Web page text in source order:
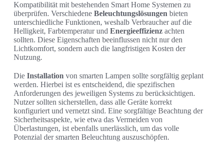
Kompatibilität mit bestehenden Smart Home Systemen zu
überprüfen. Verschiedene Beleuchtungslösungen bieten
unterschiedliche Funktionen, weshalb Verbraucher auf die
Helligkeit, Farbtemperatur und Energieeffizienz achten
sollten. Diese Eigenschaften beeinflussen nicht nur den
Lichtkomfort, sondern auch die langfristigen Kosten der
Nutzung.
Die Installation von smarten Lampen sollte sorgfältig geplant
werden. Hierbei ist es entscheidend, die spezifischen
Anforderungen des jeweiligen Systems zu berücksichtigen.
Nutzer sollten sicherstellen, dass alle Geräte korrekt
konfiguriert und vernetzt sind. Eine sorgfältige Beachtung der
Sicherheitsaspekte, wie etwa das Vermeiden von
Überlastungen, ist ebenfalls unerlässlich, um das volle
Potenzial der smarten Beleuchtung auszuschöpfen.